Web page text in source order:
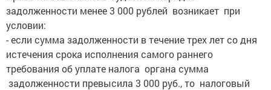
задолженности менее 3 000 рублей возникает при
условии:
- если сумма задолженности в течение трех лет со дня
истечения срока исполнения самого раннего
требования об уплате налога органа сумма
задолженности превысила 3 000 руб., то налоговый